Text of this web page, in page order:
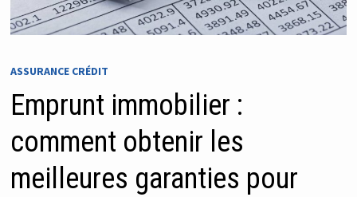
ASSURANCE CRÉDIT
Emprunt immobilier :
comment obtenir les
meilleures garanties pour